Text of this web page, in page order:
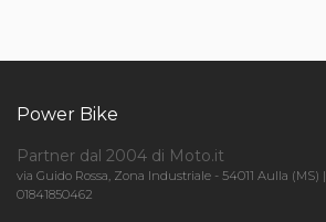
Power Bike
Partner dal 2004 di Moto.it
via Guido Rossa, Zona Industriale - 54011 Aulla (MS) |
01841850462